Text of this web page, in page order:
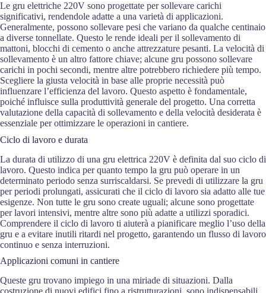
Le gru elettriche 220V sono progettate per sollevare carichi
significativi, rendendole adatte a una varietà di applicazioni.
Generalmente, possono sollevare pesi che variano da qualche centinaio
a diverse tonnellate. Questo le rende ideali per il sollevamento di
mattoni, blocchi di cemento o anche attrezzature pesanti. La velocità di
sollevamento è un altro fattore chiave; alcune gru possono sollevare
carichi in pochi secondi, mentre altre potrebbero richiedere più tempo.
Scegliere la giusta velocità in base alle proprie necessità può
influenzare l’efficienza del lavoro. Questo aspetto è fondamentale,
poiché influisce sulla produttività generale del progetto. Una corretta
valutazione della capacità di sollevamento e della velocità desiderata è
essenziale per ottimizzare le operazioni in cantiere.
Ciclo di lavoro e durata
La durata di utilizzo di una gru elettrica 220V è definita dal suo ciclo di
lavoro. Questo indica per quanto tempo la gru può operare in un
determinato periodo senza surriscaldarsi. Se prevedi di utilizzare la gru
per periodi prolungati, assicurati che il ciclo di lavoro sia adatto alle tue
esigenze. Non tutte le gru sono create uguali; alcune sono progettate
per lavori intensivi, mentre altre sono più adatte a utilizzi sporadici.
Comprendere il ciclo di lavoro ti aiuterà a pianificare meglio l’uso della
gru e a evitare inutili ritardi nel progetto, garantendo un flusso di lavoro
continuo e senza interruzioni.
Applicazioni comuni in cantiere
Queste gru trovano impiego in una miriade di situazioni. Dalla
costruzione di nuovi edifici fino a ristrutturazioni, sono indispensabili